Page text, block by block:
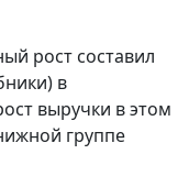
рост составил
в
выручки в этом
группе